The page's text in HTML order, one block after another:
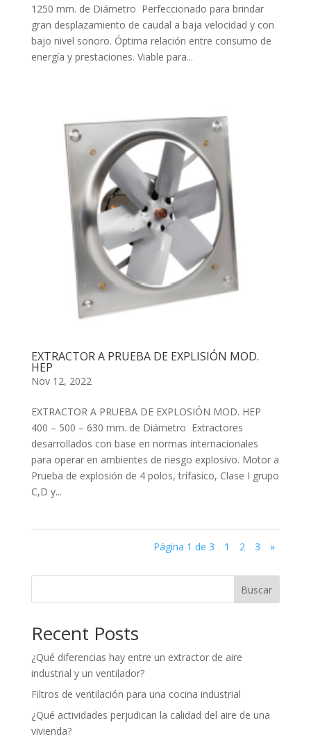
1250 mm. de Diámetro Perfeccionado para brindar
gran desplazamiento de caudal a baja velocidad y con
bajo nivel sonoro. Óptima relación entre consumo de
energía y prestaciones. Viable para...
EXTRACTOR A PRUEBA DE EXPLISIÓN MOD.
HEP
Nov 12, 2022
EXTRACTOR A PRUEBA DE EXPLOSIÓN MOD. HEP
400 – 500 – 630 mm. de Diámetro Extractores
desarrollados con base en normas internacionales
para operar en ambientes de riesgo explosivo. Motor a
Prueba de explosión de 4 polos, trífasico, Clase I grupo
C,D y...
Página 1 de 3 1 2 3 »
Buscar
Recent Posts
¿Qué diferencias hay entre un extractor de aire
industrial y un ventilador?
Filtros de ventilación para una cocina industrial
¿Qué actividades perjudican la calidad del aire de una
vivienda?